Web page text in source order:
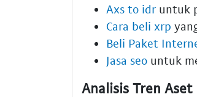
Axs to idr untuk
Cara beli xrp
Beli Paket
Jasa seo untuk
Analisis Tren